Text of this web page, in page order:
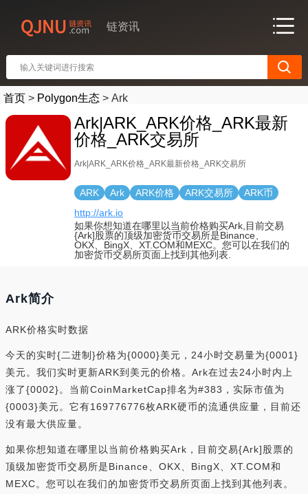
链资讯
首页 > Polygon生态 > Ark
Ark|ARK_ARK价格_ARK最新
价格_ARK交易所
Ark|ARK_ARK价格_ARK最新价格_ARK交易所
ARK Ark ARK价格 ARK交易所
ARK币
http://ark.io
如果你想知道在哪里以当前价格购买Ark,目前交易
{Ark]股票的顶级加密货币交易所是Binance、
OKX、BingX、XT.COM和MEXC。您可以在我们的
加密货币交易所页面上找到其他列表.
Ark简介
ARK价格实时数据
今天的实时{二进制}价格为{0000}美元，24小时交易量为{0001}
美元。我们实时更新ARK到美元的价格。Ark在过去24小时内上
涨了{0002}。当前CoinMarketCap排名为#383，实际市值为
{0003}美元。它有169776776枚ARK硬币的流通供应量，目前还
没有最大供应量。
如果你想知道在哪里以当前价格购买Ark，目前交易{Ark]股票的
顶级加密货币交易所是Binance、OKX、BingX、XT.COM和
MEXC。您可以在我们的加密货币交易所页面上找到其他列表。